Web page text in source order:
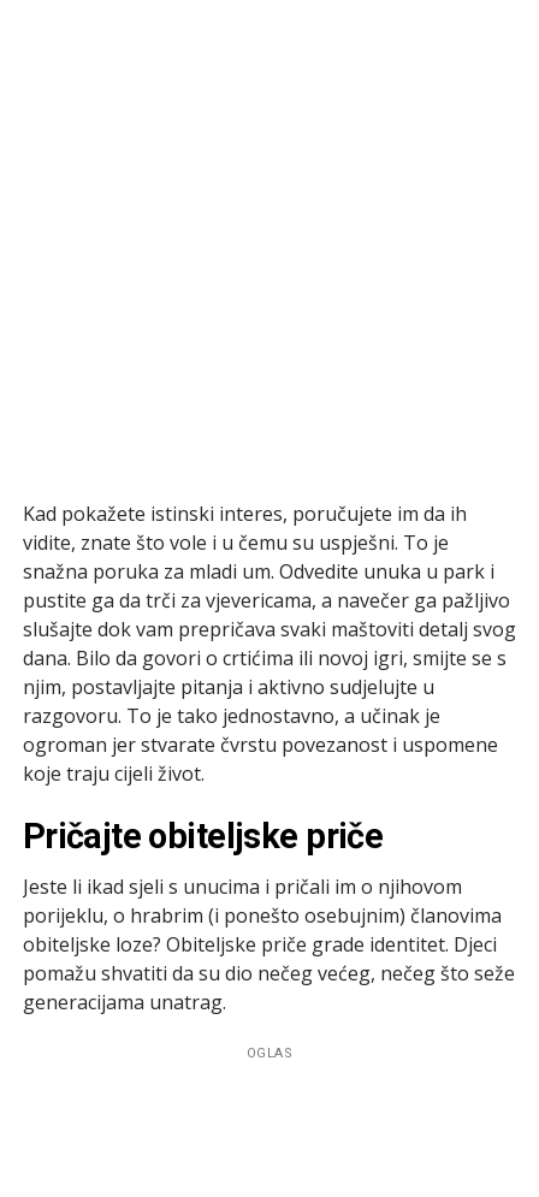
Kad pokažete istinski interes, poručujete im da ih
vidite, znate što vole i u čemu su uspješni. To je
snažna poruka za mladi um. Odvedite unuka u park i
pustite ga da trči za vjevericama, a navečer ga pažljivo
slušajte dok vam prepričava svaki maštoviti detalj svog
dana. Bilo da govori o crtićima ili novoj igri, smijte se s
njim, postavljajte pitanja i aktivno sudjelujte u
razgovoru. To je tako jednostavno, a učinak je
ogroman jer stvarate čvrstu povezanost i uspomene
koje traju cijeli život.
Pričajte obiteljske priče
Jeste li ikad sjeli s unucima i pričali im o njihovom
porijeklu, o hrabrim (i ponešto osebujnim) članovima
obiteljske loze? Obiteljske priče grade identitet. Djeci
pomažu shvatiti da su dio nečeg većeg, nečeg što seže
generacijama unatrag.
OGLAS